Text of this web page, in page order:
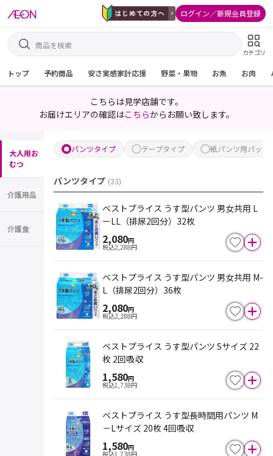
ログイン／新規会員登録
カテゴリ
トップ 予約商品 安さ実感家計応援 野菜・果物 お魚 お肉
こちらは見学店舗です。
お届けエリアの確認はこちらからお願い致します。
大人用お
むつ
介護用品
介護食
パンツタイプ テープタイプ 紙パンツ用パッド
パンツタイプ (33)
ベストプライス うす型パンツ 男女共用 L
ーLL（排尿2回分）32枚
2,080円
税込2,288円
ベストプライス うす型パンツ 男女共用 M-
L（排尿2回分）36枚
2,080円
税込2,288円
ベストプライス うす型パンツ Sサイズ 22
枚 2回吸収
1,580円
税込1,738円
ベストプライス うす型長時間用パンツ M
－Lサイズ 20枚 4回吸収
1,580円
税込1,738円